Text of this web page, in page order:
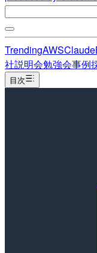
TrendingAWSClaude
社説明会勉強会事例
目次